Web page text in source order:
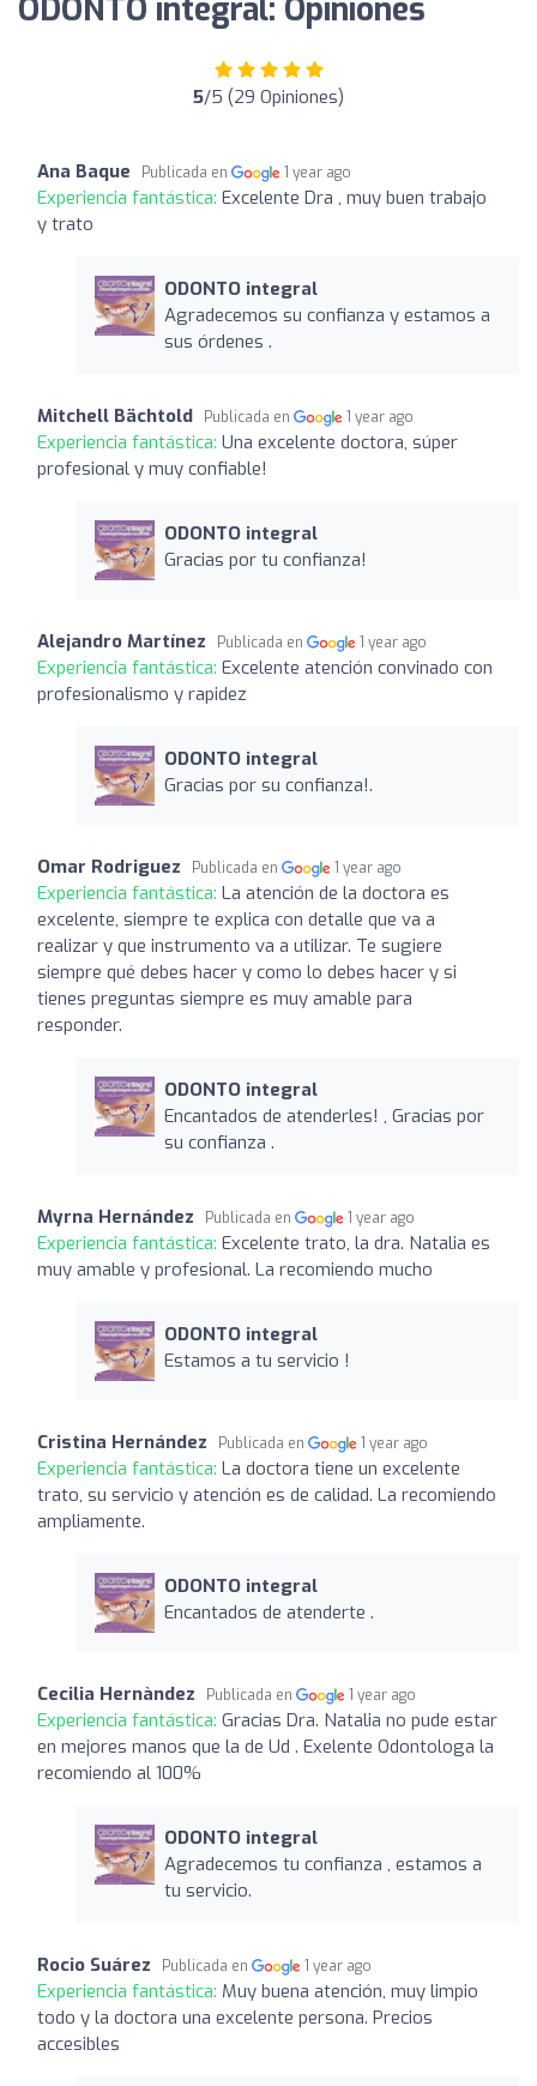
ODONTO integral: Opiniones
5/5 (29 Opiniones)
Ana Baque Publicada en 1 year ago
Experiencia fantástica: Excelente Dra , muy buen trabajo
y trato
ODONTO integral
Agradecemos su confianza y estamos a
sus órdenes .
Mitchell Bächtold Publicada en 1 year ago
Experiencia fantástica: Una excelente doctora, súper
profesional y muy confiable!
ODONTO integral
Gracias por tu confianza!
Alejandro Martínez Publicada en 1 year ago
Experiencia fantástica: Excelente atención convinado con
profesionalismo y rapidez
ODONTO integral
Gracias por su confianza!.
Omar Rodriguez Publicada en 1 year ago
Experiencia fantástica: La atención de la doctora es
excelente, siempre te explica con detalle que va a
realizar y que instrumento va a utilizar. Te sugiere
siempre qué debes hacer y como lo debes hacer y si
tienes preguntas siempre es muy amable para
responder.
ODONTO integral
Encantados de atenderles! , Gracias por
su confianza .
Myrna Hernández Publicada en 1 year ago
Experiencia fantástica: Excelente trato, la dra. Natalia es
muy amable y profesional. La recomiendo mucho
ODONTO integral
Estamos a tu servicio !
Cristina Hernández Publicada en 1 year ago
Experiencia fantástica: La doctora tiene un excelente
trato, su servicio y atención es de calidad. La recomiendo
ampliamente.
ODONTO integral
Encantados de atenderte .
Cecilia Hernàndez Publicada en 1 year ago
Experiencia fantástica: Gracias Dra. Natalia no pude estar
en mejores manos que la de Ud . Exelente Odontologa la
recomiendo al 100%
ODONTO integral
Agradecemos tu confianza , estamos a
tu servicio.
Rocio Suárez Publicada en 1 year ago
Experiencia fantástica: Muy buena atención, muy limpio
todo y la doctora una excelente persona. Precios
accesibles